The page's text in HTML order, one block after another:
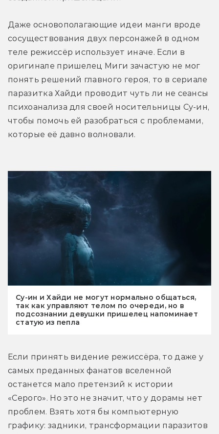
Даже основополагающие идеи манги вроде
сосуществования двух персонажей в одном
теле режиссёр использует иначе. Если в
оригинале пришелец Миги зачастую не мог
понять решений главного героя, то в сериале
паразитка Хайди проводит чуть ли не сеансы
психоанализа для своей носительницы Су-ин,
чтобы помочь ей разобраться с проблемами,
которые её давно волновали.
Су-ин и Хайди не могут нормально общаться,
так как управляют телом по очереди, но в
подсознании девушки пришелец напоминает
статую из пепла
Если принять видение режиссёра, то даже у
самых преданных фанатов вселенной
останется мало претензий к истории
«Серого». Но это не значит, что у дорамы нет
проблем. Взять хотя бы компьютерную
графику: задники, трансформации паразитов